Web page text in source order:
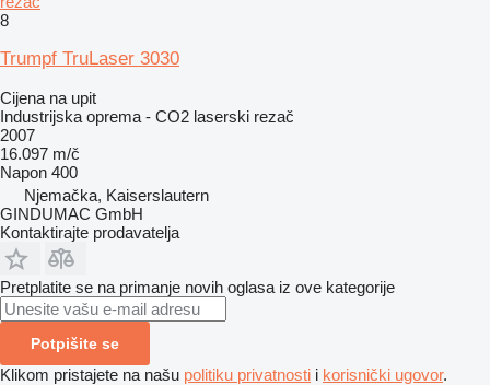
8
Trumpf TruLaser 3030
Cijena na upit
Industrijska oprema - CO2 laserski rezač
2007
16.097 m/č
Napon 400
Njemačka, Kaiserslautern
GINDUMAC GmbH
Kontaktirajte prodavatelja
Pretplatite se na primanje novih oglasa iz ove kategorije
Potpišite se
Klikom pristajete na našu politiku privatnosti i korisnički ugovor.